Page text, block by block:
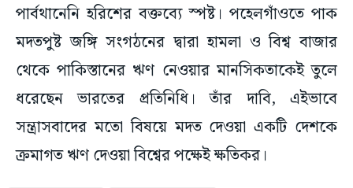
পার্বথানেনি হরিশের বক্তব্যে স্পষ্ট। পহেলগাঁওতে পাক
মদতপুষ্ট জঙ্গি সংগঠনের দ্বারা হামলা ও বিশ্ব বাজার
থেকে পাকিস্তানের ঋণ নেওয়ার মানসিকতাকেই তুলে
ধরেছেন ভারতের প্রতিনিধি। তাঁর দাবি, এইভাবে
সন্ত্রাসবাদের মতো বিষয়ে মদত দেওয়া একটি দেশকে
ক্রমাগত ঋণ দেওয়া বিশ্বের পক্ষেই ক্ষতিকর।